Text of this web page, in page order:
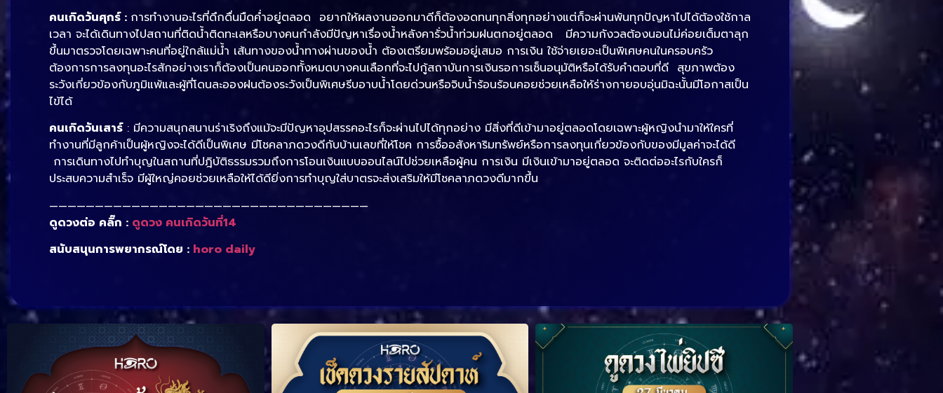
คนเกิดวันศุกร์ : การทำงานอะไรที่ดึกดื่นมืดค่ำอยู่ตลอด อยากให้ผลงานออกมาดีก็ต้องอดทนทุกสิ่งทุกอย่างแต่ก็จะผ่านพ้นทุกปัญหาไปได้ต้องใช้กาล
เวลา จะได้เดินทางไปสถานที่ติดน้ำติดทะเลหรือบางคนกำลังมีปัญหาเรื่องน้ำหลังคารั่วน้ำท่วมฝนตกอยู่ตลอด มีความกังวลต้องนอนไม่ค่อยเต็มตาลุก
ขึ้นมาตรวจโดยเฉพาะคนที่อยู่ใกล้แม่น้ำ เส้นทางของน้ำทางผ่านของน้ำ ต้องเตรียมพร้อมอยู่เสมอ การเงิน ใช้จ่ายเยอะเป็นพิเศษคนในครอบครัว
ต้องการการลงทุนอะไรสักอย่างเราก็ต้องเป็นคนออกทั้งหมดบางคนเลือกที่จะไปกู้สถาบันการเงินรอการเซ็นอนุมัติหรือได้รับคำตอบที่ดี สุขภาพต้อง
ระวังเกี่ยวข้องกับภูมิแพ้และผู้ที่โดนละอองฝนต้องระวังเป็นพิเศษรีบอาบน้ำโดยด่วนหรือจิบน้ำร้อนร้อนคอยช่วยเหลือให้ร่างกายอบอุ่นมิฉะนั้นมีโอกาสเป็น
ไข้ได้
คนเกิดวันเสาร์: มีความสนุกสนานร่าเริงถึงแม้จะมีปัญหาอุปสรรคอะไรก็จะผ่านไปได้ทุกอย่าง มีสิ่งที่ดีเข้ามาอยู่ตลอดโดยเฉพาะผู้หญิงนำมาให้ใครที่
ทำงานที่มีลูกค้าเป็นผู้หญิงจะได้ดีเป็นพิเศษ มีโชคลาภดวงดีกับบ้านเลขที่ให้โชค การซื้ออสังหาริมทรัพย์หรือการลงทุนเกี่ยวข้องกับของมีมูลค่าจะได้ดี
การเดินทางไปทำบุญในสถานที่ปฎิบัติธรรมรวมถึงการโอนเงินแบบออนไลน์ไปช่วยเหลือผู้คน การเงิน มีเงินเข้ามาอยู่ตลอด จะติดต่ออะไรกับใครก็
ประสบความสำเร็จ มีผู้ใหญ่คอยช่วยเหลือให้ได้ดียิ่งการทำบุญใส่บาตรจะส่งเสริมให้มีโชคลาภดวงดีมากขึ้น
———————————————————————————————————
ดูดวงต่อ คลิ๊ก : ดูดวง คนเกิดวันที่14
สนับสนุนการพยากรณ์โดย : horo daily